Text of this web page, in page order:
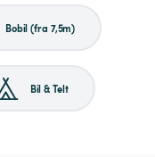
Bobil (fra 7,5m)
Bil & Telt